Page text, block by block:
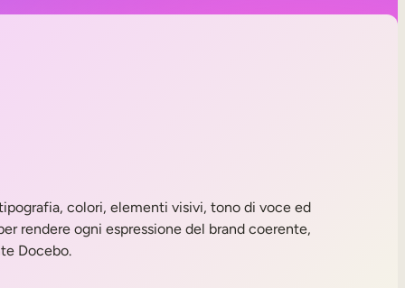
colori, elementi visivi, tono di voce ed
rendere ogni espressione del brand coerente,
Docebo.